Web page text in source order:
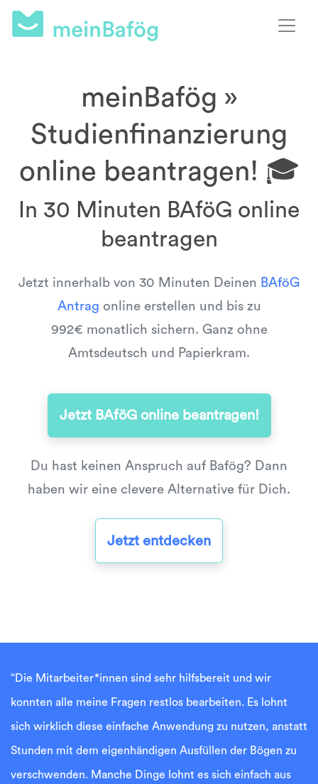
meinBafög »
Studienfinanzierung
online beantragen! 🎓
In 30 Minuten BAföG online
beantragen
Jetzt innerhalb von 30 Minuten Deinen BAföG
Antrag online erstellen und bis zu
992€ monatlich sichern. Ganz ohne
Amtsdeutsch und Papierkram.
Jetzt BAföG online beantragen!
Du hast keinen Anspruch auf Bafög? Dann
haben wir eine clevere Alternative für Dich.
Jetzt entdecken
“Die Mitarbeiter*innen sind sehr hilfsbereit und wir
konnten alle meine Fragen restlos bearbeiten. Es lohnt
sich wirklich diese einfache Anwendung zu nutzen, anstatt
Stunden mit dem eigenhändigen Ausfüllen der Bögen zu
verschwenden. Manche Dinge lohnt es sich einfach aus